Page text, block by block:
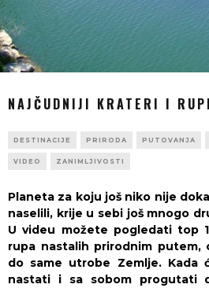
NAJČUDNIJI KRATERI I
DESTINACIJE PRIRODA PUTOVANJA
VIDEO ZANIMLJIVOSTI
Planeta za koju još niko nije
naselili, krije u sebi još mnogo
U videu možete pogledati top
rupa nastalih prirodnim putem,
do same utrobe Zemlje.
nastati i sa sobom progutati